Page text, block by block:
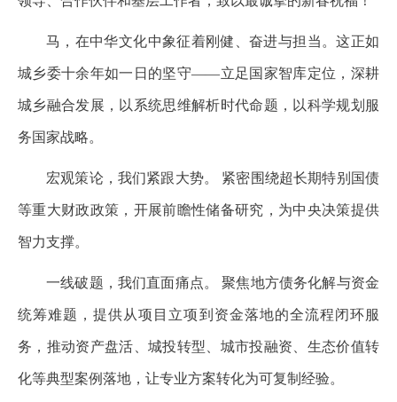
马，在中华文化中象征着刚健、奋进与担当。这正如
城乡委十余年如一日的坚守——立足国家智库定位，深耕
城乡融合发展，以系统思维解析时代命题，以科学规划服
务国家战略。
宏观策论，我们紧跟大势。 紧密围绕超长期特别国债
等重大财政政策，开展前瞻性储备研究，为中央决策提供
智力支撑。
一线破题，我们直面痛点。 聚焦地方债务化解与资金
统筹难题，提供从项目立项到资金落地的全流程闭环服
务，推动资产盘活、城投转型、城市投融资、生态价值转
化等典型案例落地，让专业方案转化为可复制经验。